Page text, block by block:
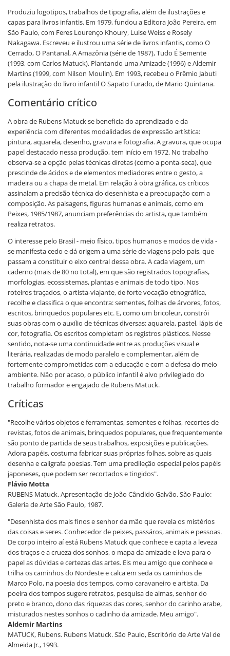
Produziu logotipos, trabalhos de tipografia, além de ilustrações e
capas para livros infantis. Em 1979, fundou a Editora João Pereira, em
São Paulo, com Feres Lourenço Khoury, Luise Weiss e Rosely
Nakagawa. Escreveu e ilustrou uma série de livros infantis, como O
Cerrado, O Pantanal, A Amazônia (série de 1987), Tudo É Semente
(1993, com Carlos Matuck), Plantando uma Amizade (1996) e Aldemir
Martins (1999, com Nilson Moulin). Em 1993, recebeu o Prêmio Jabuti
pela ilustração do livro infantil O Sapato Furado, de Mario Quintana.
Comentário crítico
A obra de Rubens Matuck se beneficia do aprendizado e da
experiência com diferentes modalidades de expressão artística:
pintura, aquarela, desenho, gravura e fotografia. A gravura, que ocupa
papel destacado nessa produção, tem início em 1972. No trabalho
observa-se a opção pelas técnicas diretas (como a ponta-seca), que
prescinde de ácidos e de elementos mediadores entre o gesto, a
madeira ou a chapa de metal. Em relação à obra gráfica, os críticos
assinalam a precisão técnica do desenhista e a preocupação com a
composição. As paisagens, figuras humanas e animais, como em
Peixes, 1985/1987, anunciam preferências do artista, que também
realiza retratos.
O interesse pelo Brasil - meio físico, tipos humanos e modos de vida -
se manifesta cedo e dá origem a uma série de viagens pelo país, que
passam a constituir o eixo central dessa obra. A cada viagem, um
caderno (mais de 80 no total), em que são registrados topografias,
morfologias, ecossistemas, plantas e animais de todo tipo. Nos
roteiros traçados, o artista-viajante, de forte vocação etnográfica,
recolhe e classifica o que encontra: sementes, folhas de árvores, fotos,
escritos, brinquedos populares etc. E, como um bricoleur, constrói
suas obras com o auxílio de técnicas diversas: aquarela, pastel, lápis de
cor, fotografia. Os escritos completam os registros plásticos. Nesse
sentido, nota-se uma continuidade entre as produções visual e
literária, realizadas de modo paralelo e complementar, além de
fortemente comprometidas com a educação e com a defesa do meio
ambiente. Não por acaso, o público infantil é alvo privilegiado do
trabalho formador e engajado de Rubens Matuck.
Críticas
"Recolhe vários objetos e ferramentas, sementes e folhas, recortes de
revistas, fotos de animais, brinquedos populares, que frequentemente
são ponto de partida de seus trabalhos, exposições e publicações.
Adora papéis, costuma fabricar suas próprias folhas, sobre as quais
desenha e caligrafa poesias. Tem uma predileção especial pelos papéis
japoneses, que podem ser recortados e tingidos".
Flávio Motta
RUBENS Matuck. Apresentação de João Cândido Galvão. São Paulo:
Galeria de Arte São Paulo, 1987.
"Desenhista dos mais finos e senhor da mão que revela os mistérios
das coisas e seres. Conhecedor de peixes, passáros, animais e pessoas.
De corpo inteiro aí está Rubens Matuck que conhece e capta a leveza
dos traços e a crueza dos sonhos, o mapa da amizade e leva para o
papel as dúvidas e certezas das artes. Eis meu amigo que conhece e
trilha os caminhos do Nordeste e calca em seda os caminhos de
Marco Polo, na poesia dos tempos, como caravaneiro e artista. Da
poeira dos tempos sugere retratos, pesquisa de almas, senhor do
preto e branco, dono das riquezas das cores, senhor do carinho arabe,
misturados nestes sonhos o cadinho da amizade. Meu amigo".
Aldemir Martins
MATUCK, Rubens. Rubens Matuck. São Paulo, Escritório de Arte Val de
Almeida Jr., 1993.